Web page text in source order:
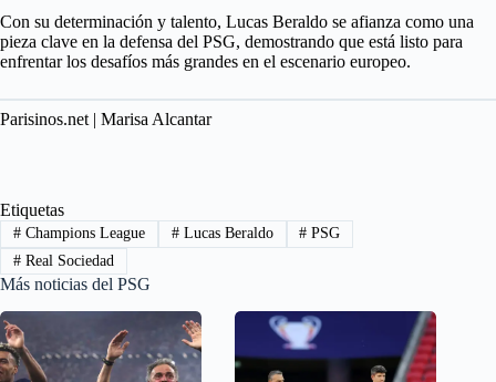
Con su determinación y talento, Lucas Beraldo se afianza como una
pieza clave en la defensa del PSG, demostrando que está listo para
enfrentar los desafíos más grandes en el escenario europeo.
Parisinos.net | Marisa Alcantar
Etiquetas
#Champions League #Lucas Beraldo # PSG
#Real Sociedad
Más noticias del PSG